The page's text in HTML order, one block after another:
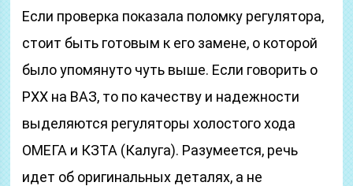
Если проверка показала поломку регулятора,
стоит быть готовым к его замене, о которой
было упомянуто чуть выше. Если говорить о
РХХ на ВАЗ, то по качеству и надежности
выделяются регуляторы холостого хода
ОМЕГА и КЗТА (Калуга). Разумеется, речь
идет об оригинальных деталях, а не